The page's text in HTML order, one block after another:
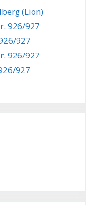
(Lion)
926/927
927
926/927
927